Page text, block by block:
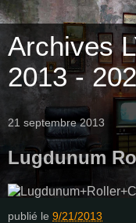
Archives
2013 -
21 septembre 2013
Lugdunum
publié le 9/21/2013